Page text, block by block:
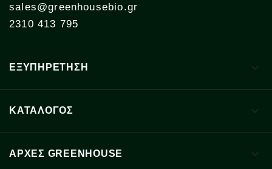
sales@greenhousebio.gr
2310 413 795
ΕΞΥΠΗΡΕΤΗΣΗ 
ΚΑΤΑΛΟΓΟΣ 
ΑΡΧΈΣ GREENHOUSE 